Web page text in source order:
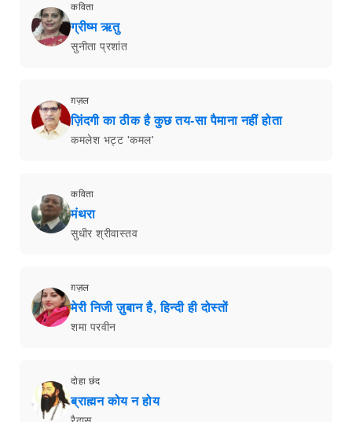
कविता
ग्रीष्म ऋतु
सुनीता प्रशांत
ग़ज़ल
ज़िंदगी का ठीक है कुछ तय-सा पैमाना नहीं होता
कमलेश भट्ट 'कमल'
कविता
मंथरा
सुधीर श्रीवास्तव
ग़ज़ल
मेरी निजी ज़ुबान है, हिन्दी ही दोस्तों
शमा परवीन
दोहा छंद
ब्राह्मन कोय न होय